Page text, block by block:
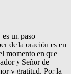
un paso
de la oración es en
momento en que
y Señor de
y gratitud. Por la